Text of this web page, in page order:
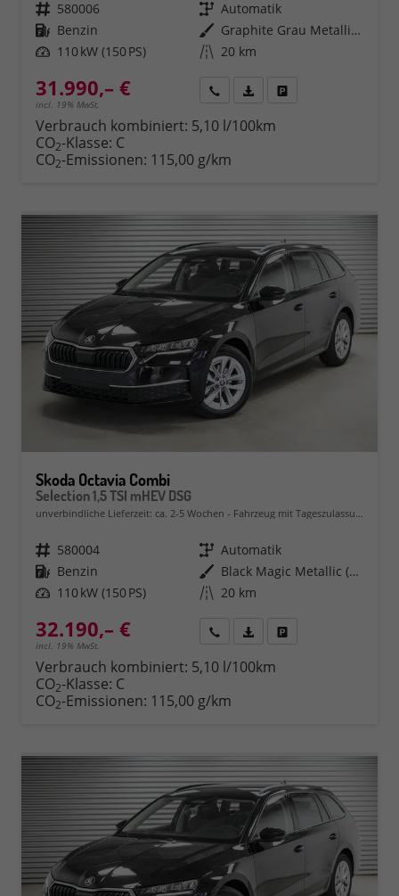
Fahrzeugnr. 580006 Getriebe Automatik
Kraftstoff Benzin Außenfarbe
Graphite Grau Metallic (5X)
Leistung 110 kW (150 PS) Kilometerstand 20 km
31.990,– €
incl. 19% MwSt.
Rückruf PDF-Datei, Fahrzeugexposé
Verbrauch kombiniert: 5,10 l/100km
CO2-Klasse: C
CO2-Emissionen: 115,00 g/km
Skoda Octavia Combi
Selection 1,5 TSI mHEV DSG
unverbindliche Lieferzeit: ca. 2-5 Wochen Fahrzeug mit Tageszulassung
Fahrzeugnr. 580004 Getriebe Automatik
Kraftstoff Benzin Außenfarbe
Black Magic Metallic (1Z)
Leistung 110 kW (150 PS) Kilometerstand 20 km
32.190,– €
incl. 19% MwSt.
Rückruf PDF-Datei, Fahrzeugexposé
Verbrauch kombiniert: 5,10 l/100km
CO2-Klasse: C
CO2-Emissionen: 115,00 g/km